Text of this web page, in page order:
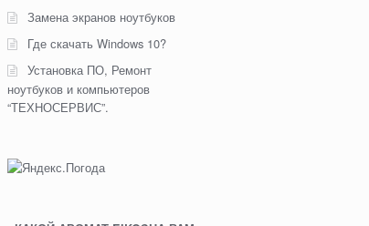
Замена экранов ноутбуков
Где скачать Windows 10?
Установка ПО, Ремонт
ноутбуков и компьютеров
“ТЕХНОСЕРВИС”.